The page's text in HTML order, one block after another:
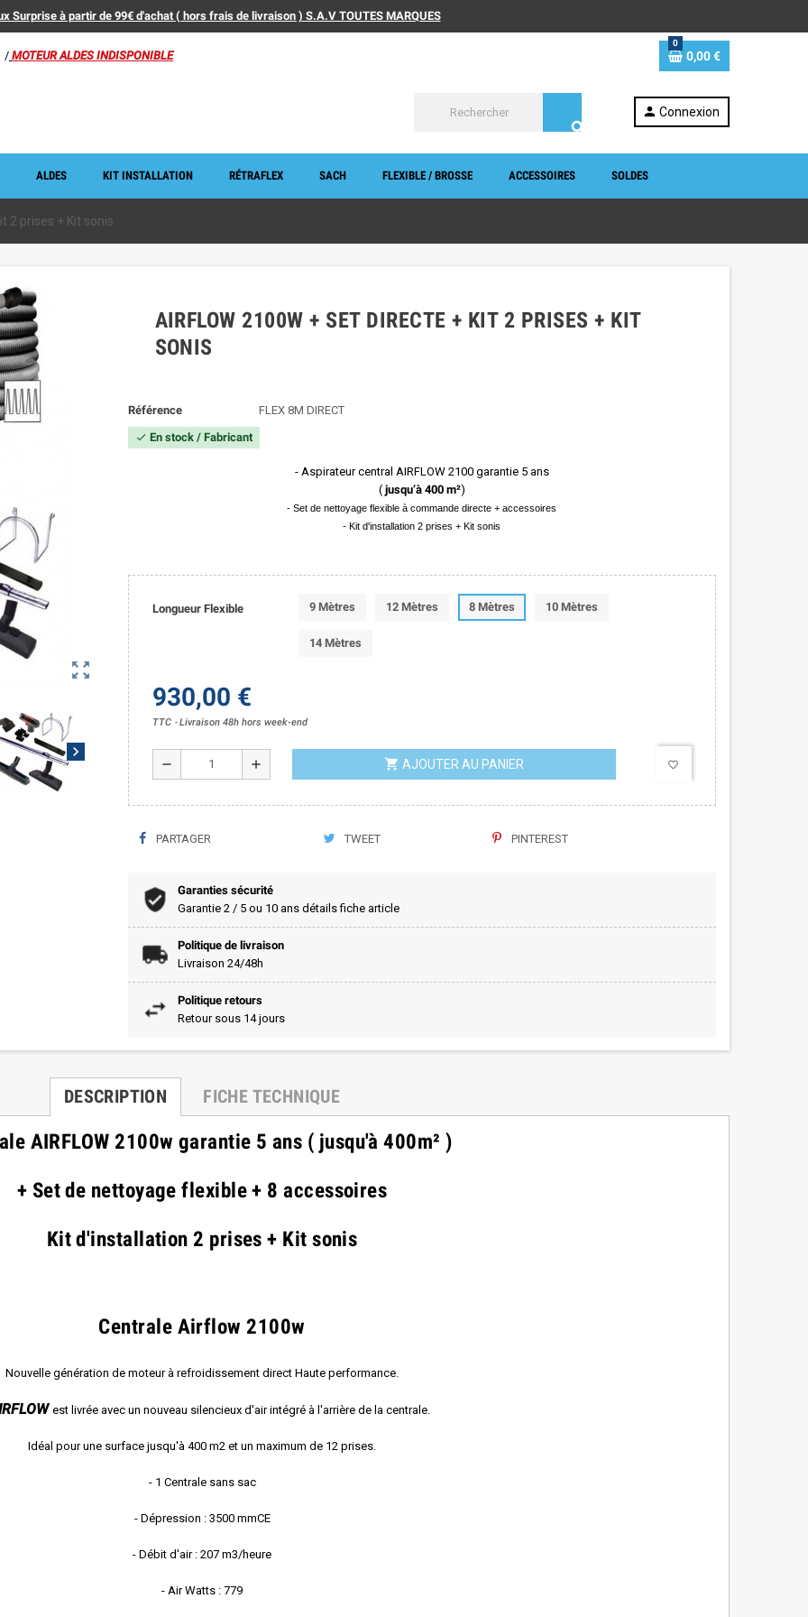
Surprise à partir de 99€ d'achat ( hors frais de livraison ) S.A.V TOUTES MARQUES
/ MOTEUR ALDES INDISPONIBLE
0
0,00 €
search
person Connexion
ALDES KIT INSTALLATION RÉTRAFLEX SACH FLEXIBLE / BROSSE ACCESSOIRES SOLDES
2 prises + Kit sonis
zoom_out_map
chevron_right
AIRFLOW 2100W + SET DIRECTE + KIT 2 PRISES + KIT
SONIS
Référence FLEX 8M DIRECT
check En stock / Fabricant
- Aspirateur central AIRFLOW 2100 garantie 5 ans
( jusqu’à 400 m²)
- Set de nettoyage flexible à commande directe + accessoires
- Kit d'installation 2 prises + Kit sonis
Longueur Flexible 9 Mètres 12 Mètres 8 Mètres 10 Mètres
14 Mètres
930,00 €
TTC Livraison 48h hors week-end
remove add shopping_cart AJOUTER AU PANIER favorite_border
PARTAGER TWEET PINTEREST
Garanties sécurité
Garantie 2 / 5 ou 10 ans détails fiche article
Politique de livraison
Livraison 24/48h
Politique retours
Retour sous 14 jours
DESCRIPTION FICHE TECHNIQUE
AIRFLOW 2100w garantie 5 ans ( jusqu'à 400m² )
+ Set de nettoyage flexible + 8 accessoires
Kit d'installation 2 prises + Kit sonis
Centrale Airflow 2100w
Nouvelle génération de moteur à refroidissement direct Haute performance.
est livrée avec un nouveau silencieux d'air intégré à l'arrière de la centrale.
Idéal pour une surface jusqu'à 400 m2 et un maximum de 12 prises.
- 1 Centrale sans sac
- Dépression : 3500 mmCE
- Débit d'air : 207 m3/heure
- Air Watts : 779